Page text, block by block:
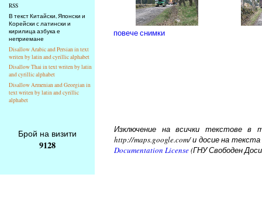
RSS
В текст Китайски, Японски и
Корейски с латински и
кирилица азбука е
неприемане
Disallow Arabic and Persian in text
writen by latin and cyrillic alphabet
Disallow Thai in text writen by latin
and cyrillic alphabet
Disallow Armenian and Georgian in
text writen by latin and cyrillic
alphabet
повече снимки
Брой на визити
9128
Изключение на всички текстове в
http://maps.google.com/ и досие на
Documentation License(ГНУ Свободен